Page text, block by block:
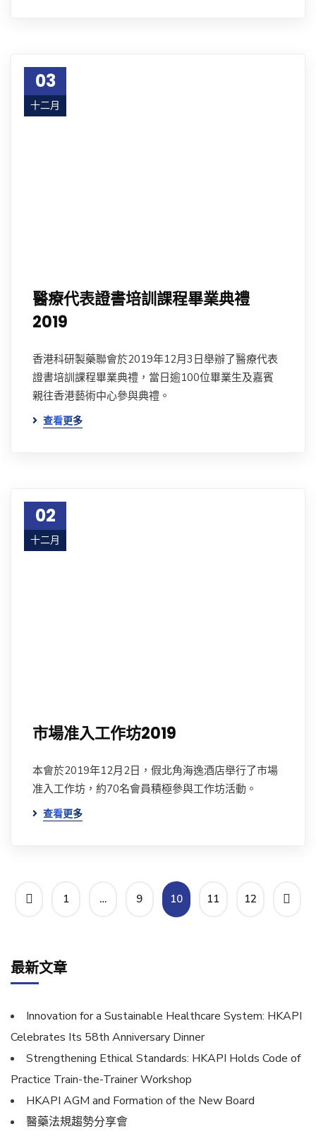
03
十二月
醫療代表證書培訓課程畢業典禮
2019
香港科研製藥聯會於2019年12月3日舉辦了醫療代表
證書培訓課程畢業典禮，當日逾100位畢業生及嘉賓
親往香港藝術中心參與典禮。
查看更多
02
十二月
市場准入工作坊2019
本會於2019年12月2日，假北角海逸酒店舉行了市場
准入工作坊，約70名會員積極參與工作坊活動。
查看更多
1 … 9 10 11 12
最新文章
Innovation for a Sustainable Healthcare System: HKAPI
Celebrates Its 58th Anniversary Dinner
Strengthening Ethical Standards: HKAPI Holds Code of
Practice Train-the-Trainer Workshop
HKAPI AGM and Formation of the New Board
醫藥法規趨勢分享會